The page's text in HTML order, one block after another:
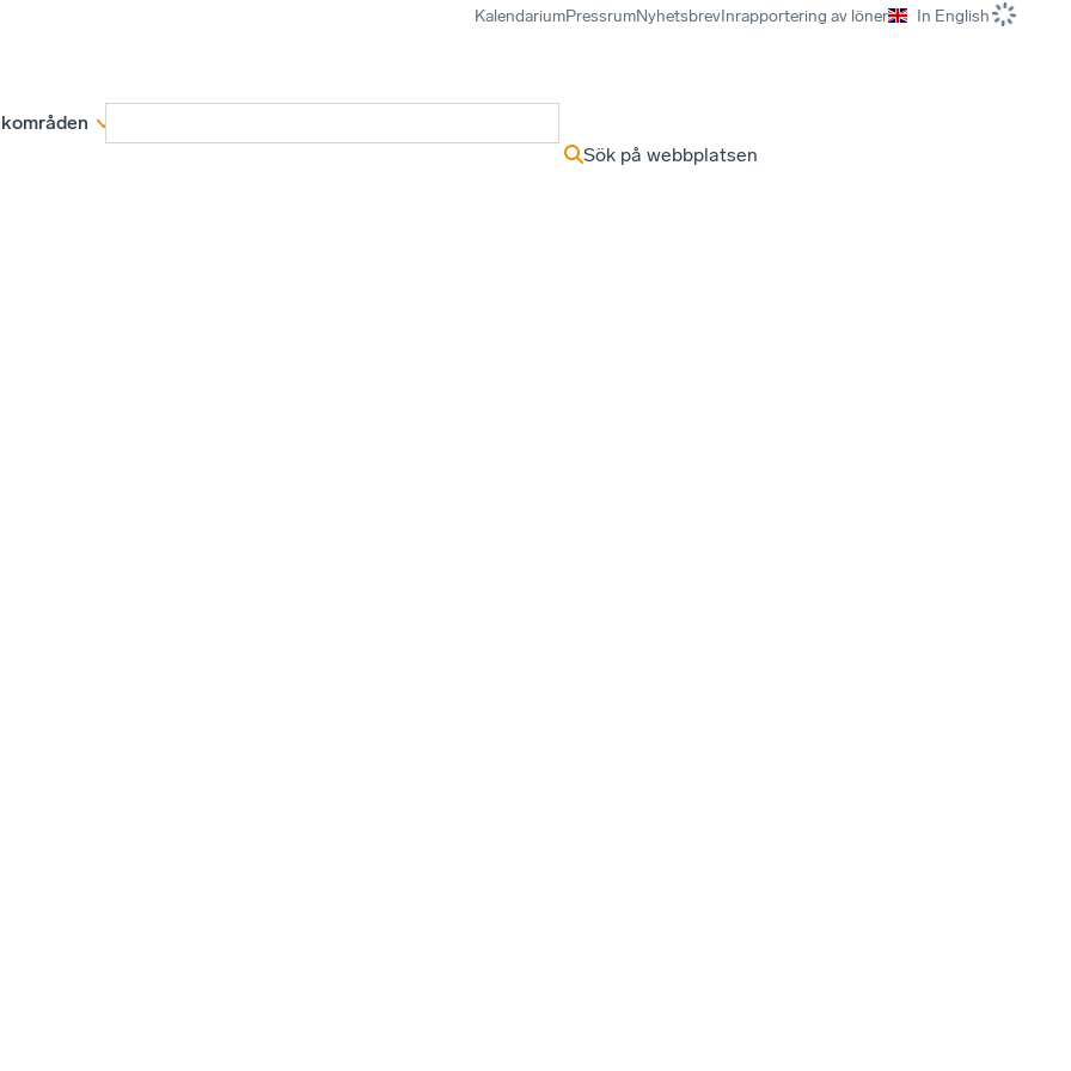
KalendariumPressrumNyhetsbrevInrapportering av löner In English
Sök på webbplatsen